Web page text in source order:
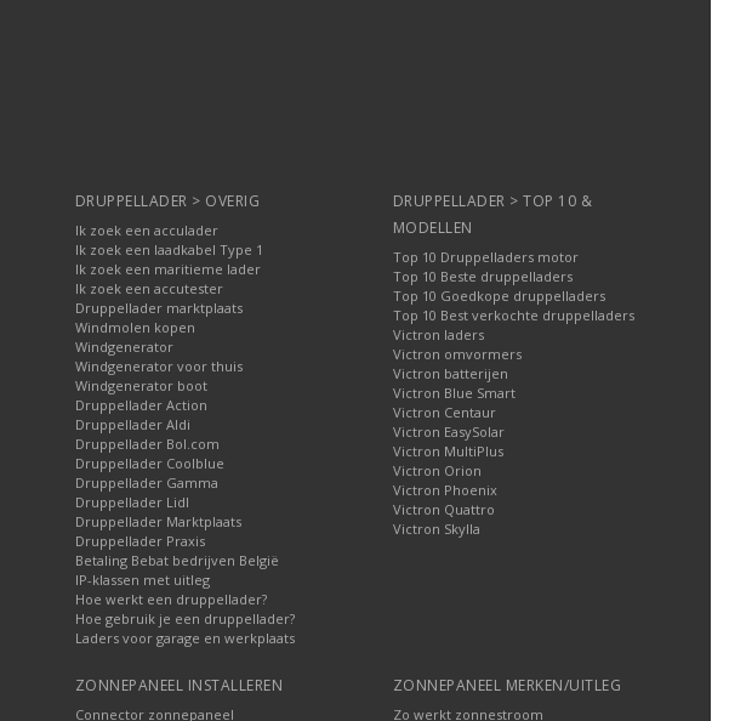
DRUPPELLADER > OVERIG
Ik zoek een acculader
Ik zoek een laadkabel Type 1
Ik zoek een maritieme lader
Ik zoek een accutester
Druppellader marktplaats
Windmolen kopen
Windgenerator
Windgenerator voor thuis
Windgenerator boot
Druppellader Action
Druppellader Aldi
Druppellader Bol.com
Druppellader Coolblue
Druppellader Gamma
Druppellader Lidl
Druppellader Marktplaats
Druppellader Praxis
Betaling Bebat bedrijven België
IP-klassen met uitleg
Hoe werkt een druppellader?
Hoe gebruik je een druppellader?
Laders voor garage en werkplaats
DRUPPELLADER > TOP 10 &
MODELLEN
Top 10 Druppelladers motor
Top 10 Beste druppelladers
Top 10 Goedkope druppelladers
Top 10 Best verkochte druppelladers
Victron laders
Victron omvormers
Victron batterijen
Victron Blue Smart
Victron Centaur
Victron EasySolar
Victron MultiPlus
Victron Orion
Victron Phoenix
Victron Quattro
Victron Skylla
ZONNEPANEEL INSTALLEREN
Connector zonnepaneel
ZONNEPANEEL MERKEN/UITLEG
Zo werkt zonnestroom